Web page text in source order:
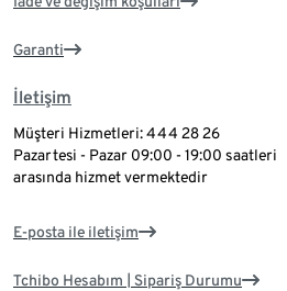
Garanti
İletişim
Müşteri Hizmetleri: 444 28 26
Pazartesi - Pazar 09:00 - 19:00 saatleri
arasında hizmet vermektedir
E-posta ile iletişim
Tchibo Hesabım | Sipariş Durumu